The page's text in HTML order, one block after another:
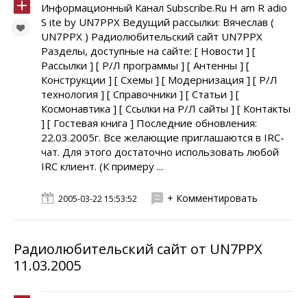
Информационный Канал Subscribe.Ru H am R adio
S ite by UN7PPX Ведущий рассылки: Вячеслав (
UN7PPX ) Радиолюбительский сайт UN7PPX
Разделы, доступные на сайте: [ Новости ] [
Рассылки ] [ Р/Л программы ] [ Антенны ] [
Конструкции ] [ Схемы ] [ Модернизация ] [ Р/Л
технология ] [ Справочники ] [ Статьи ] [
Космонавтика ] [ Ссылки на Р/Л сайты ] [ Контакты
] [ Гостевая книга ] Последние обновления:
22.03.2005г. Все желающие приглашаются в IRC-
чат. Для этого достаточно использовать любой
IRC клиент. (К примеру ...
2005-03-22 15:53:52 + Комментировать
Радиолюбительский сайт от UN7PPX
11.03.2005